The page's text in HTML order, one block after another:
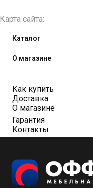
Карта сайта:
Каталог
О магазине
Как купить
Доставка
О магазине
Гарантия
Контакты